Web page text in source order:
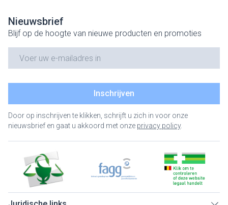
Nieuwsbrief
Blijf op de hoogte van nieuwe producten en promoties
Inschrijven
Door op inschrijven te klikken, schrijft u zich in voor onze
nieuwsbrief en gaat u akkoord met onze privacy policy.